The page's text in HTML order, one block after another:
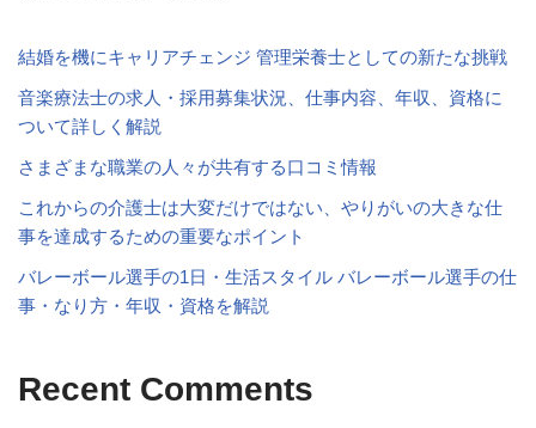
結婚を機にキャリアチェンジ 管理栄養士としての新たな挑戦
音楽療法士の求人・採用募集状況、仕事内容、年収、資格に
ついて詳しく解説
さまざまな職業の人々が共有する口コミ情報
これからの介護士は大変だけではない、やりがいの大きな仕
事を達成するための重要なポイント
バレーボール選手の1日・生活スタイル バレーボール選手の仕
事・なり方・年収・資格を解説
Recent Comments